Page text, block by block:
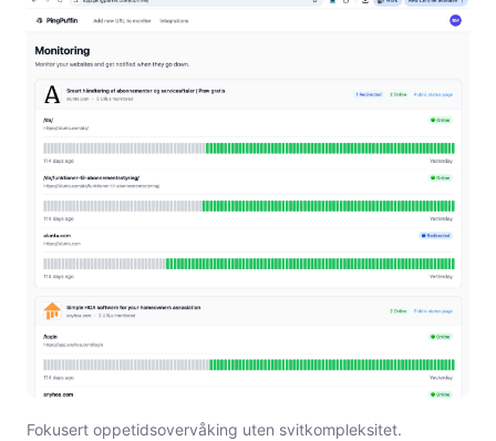
Fokusert oppetidsovervåking uten svitkompleksitet.